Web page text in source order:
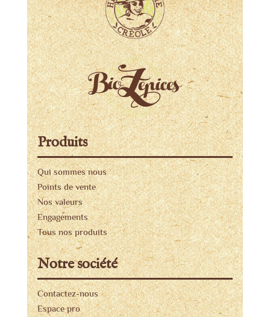
Produits
Qui sommes nous
Points de vente
Nos valeurs
Engagements
Tous nos produits
Notre société
Contactez-nous
Espace pro